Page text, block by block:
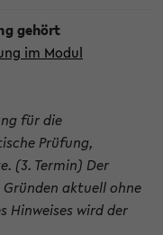
im Modul
für die
Prüfung,
(3. Termin) Der
aktuell ohne
Hinweises wird der